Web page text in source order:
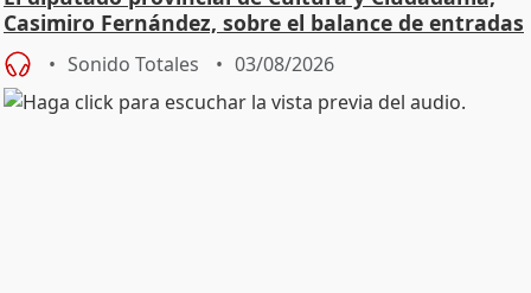
Casimiro Fernández, sobre el balance de entradas
Sonido Totales 03/08/2026